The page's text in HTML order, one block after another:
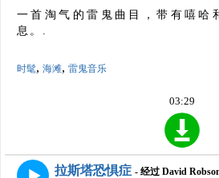
一首淘气的雷鬼曲目，带有嘻哈
息。.
时髦, 海滩, 雷鬼音乐
03:29
拉斯塔恐惧症 - 经过 David